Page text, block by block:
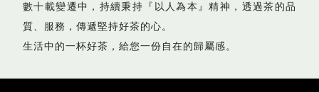
數十載變遷中，持續秉持『以人為本』精神，透過茶的品
質、服務，傳遞堅持好茶的心。
生活中的一杯好茶，給您一份自在的歸屬感。